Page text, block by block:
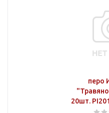
перо
20шт.